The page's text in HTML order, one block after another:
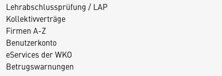
Lehrabschlussprüfung / LAP
Kollektivverträge
Firmen A-Z
Benutzerkonto
eServices der WKO
Betrugswarnungen